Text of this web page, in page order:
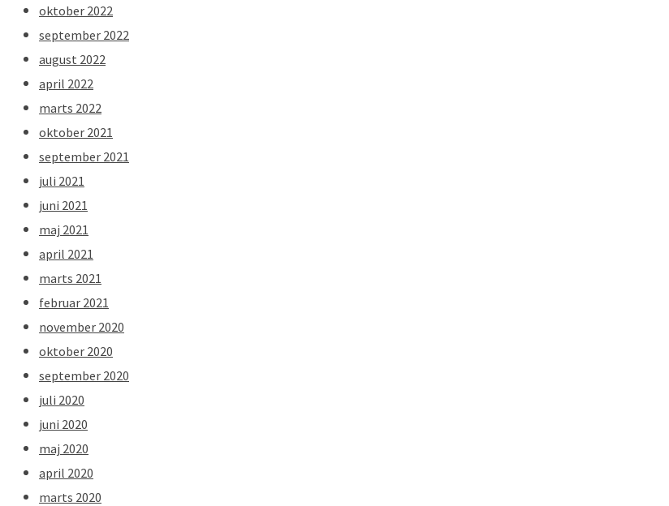
oktober 2022
september 2022
august 2022
april 2022
marts 2022
oktober 2021
september 2021
juli 2021
juni 2021
maj 2021
april 2021
marts 2021
februar 2021
november 2020
oktober 2020
september 2020
juli 2020
juni 2020
maj 2020
april 2020
marts 2020